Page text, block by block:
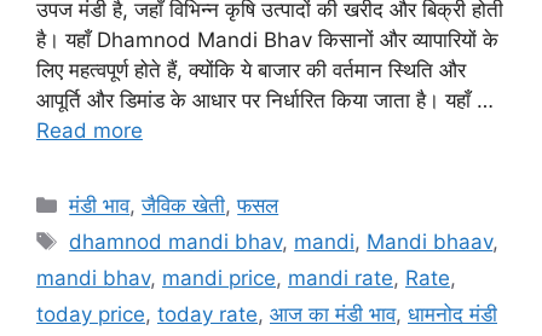
उपज मंडी है, जहाँ विभिन्न कृषि उत्पादों की खरीद और बिक्री होती
है। यहाँ Dhamnod Mandi Bhav किसानों और व्यापारियों के
लिए महत्वपूर्ण होते हैं, क्योंकि ये बाजार की वर्तमान स्थिति और
आपूर्ति और डिमांड के आधार पर निर्धारित किया जाता है। यहाँ …
Read more
Categories
मंडी भाव,जैविक खेती,फसल
Tags
dhamnod mandi bhav, mandi, Mandi bhaav,
mandi bhav, mandi price, mandi rate, Rate,
today price, today rate, आज का मंडी भाव, धामनोद मंडी